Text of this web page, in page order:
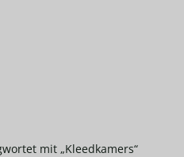
mit „Kleedkamers“